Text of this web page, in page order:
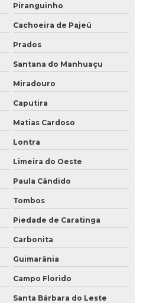
Piranguinho
Cachoeira de Pajeú
Prados
Santana do Manhuaçu
Miradouro
Caputira
Matias Cardoso
Lontra
Limeira do Oeste
Paula Cândido
Tombos
Piedade de Caratinga
Carbonita
Guimarânia
Campo Florido
Santa Bárbara do Leste